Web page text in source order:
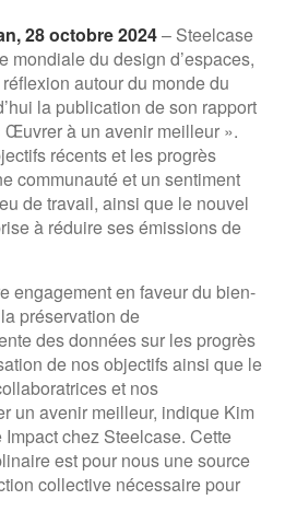
28 octobre 2024– Steelcase
mondiale du design d’espaces,
autour du monde du
la publication de son rapport
Œuvrer à un avenir meilleur ».
récents et les progrès
communauté et un sentiment
de travail, ainsi que le nouvel
à réduire ses émissions de
engagement en faveur du bien-
préservation de
des données sur les progrès
de nos objectifs ainsi que le
et nos
un avenir meilleur, indique Kim
chez Steelcase. Cette
est pour nous une source
collective nécessaire pour